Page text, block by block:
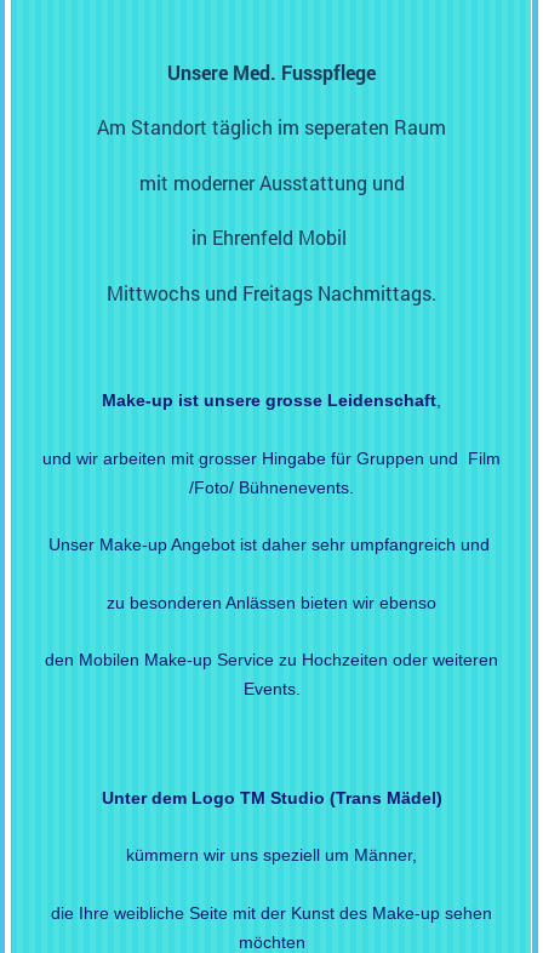
Unsere Med. Fusspflege
Am Standort täglich im seperaten Raum
mit moderner Ausstattung und
in Ehrenfeld Mobil
Mittwochs und Freitags Nachmittags.
Make-up ist unsere grosse Leidenschaft,
und wir arbeiten mit grosser Hingabe für Gruppen und Film
/Foto/ Bühnenevents.
Unser Make-up Angebot ist daher sehr umpfangreich und
zu besonderen Anlässen bieten wir ebenso
den Mobilen Make-up Service zu Hochzeiten oder weiteren
Events.
Unter dem Logo TM Studio (Trans Mädel)
kümmern wir uns speziell um Männer,
die Ihre weibliche Seite mit der Kunst des Make-up sehen
möchten